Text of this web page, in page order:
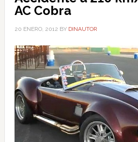
AC Cobra
20 ENERO, 2012 BY DINAUTOR